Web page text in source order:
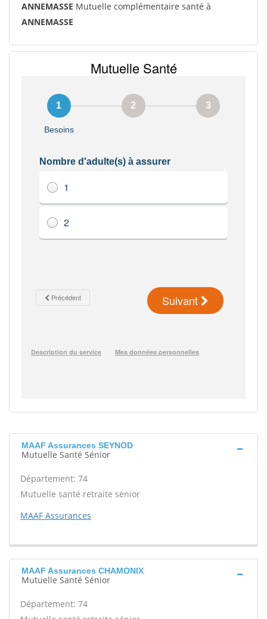
ANNEMASSE Mutuelle complémentaire santé à
ANNEMASSE
MAAF Assurances SEYNOD
Mutuelle Santé Sénior
Département: 74
Mutuelle santé retraite sénior
MAAF Assurances
MAAF Assurances CHAMONIX
Mutuelle Santé Sénior
Département: 74